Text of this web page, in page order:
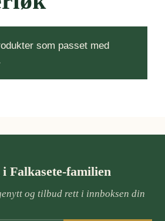
som passet med
Falkasete-familien
og tilbud rett i innboksen din